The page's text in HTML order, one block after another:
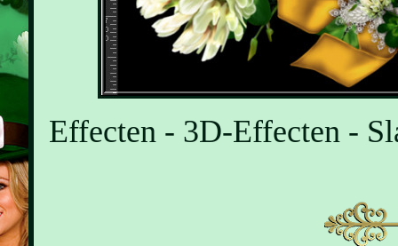
Effecten - 3D-Effecten -